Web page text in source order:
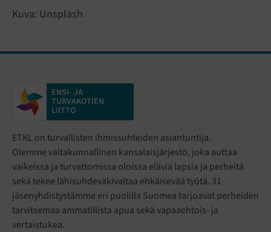
Kuva: Unsplash
ENSI- JA
TURVAKOTIEN
LIITTO
ETKL on turvallisten ihmissuhteiden asiantuntija.
Olemme valtakunnallinen kansalaisjärjestö, joka auttaa
vaikeissa ja turvattomissa oloissa eläviä lapsia ja perheitä
sekä tekee lähisuhdeväkivaltaa ehkäisevää työtä. 31
jäsenyhdistystämme eri puolilla Suomea tarjoavat perheiden
tarvitsemaa ammatillista apua sekä vapaaehtois- ja
vertaistukea.